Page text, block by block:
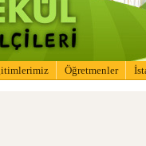
Öğretmenler